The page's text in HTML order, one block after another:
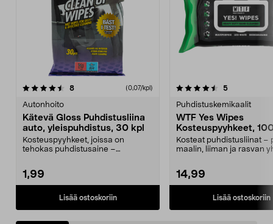
8arvostelut (0,07/kpl)
Autonhoito
Kätevä Gloss Puhdistusliina
auto, yleispuhdistus, 30 kpl
Kosteuspyyhkeet, joissa on
tehokas puhdistusaine –
1,99
Lisää ostoskoriin
4.5 viidestä
5arvostelut
Puhdistuskemikaalit
WTF Yes Wipes
Kosteuspyyhkeet,
Kosteat puhdistusliinat –
maalin, liiman ja rasvan
14,99
Lisää ostoskoriin
4.5 viidestä